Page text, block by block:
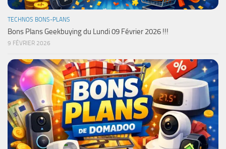
TECHNOS BONS-PLANS
Bons Plans Geekbuying du Lundi 09 Février 2026 !!!
9 FÉVRIER 2026